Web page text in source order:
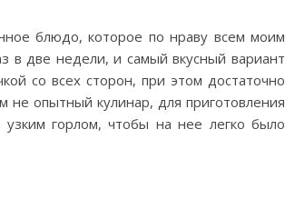
блюдо, которое по нраву всем моим
в две недели, и самый вкусный вариант
со всех сторон, при этом достаточно
не опытный кулинар, для приготовления
горлом, чтобы на нее легко было